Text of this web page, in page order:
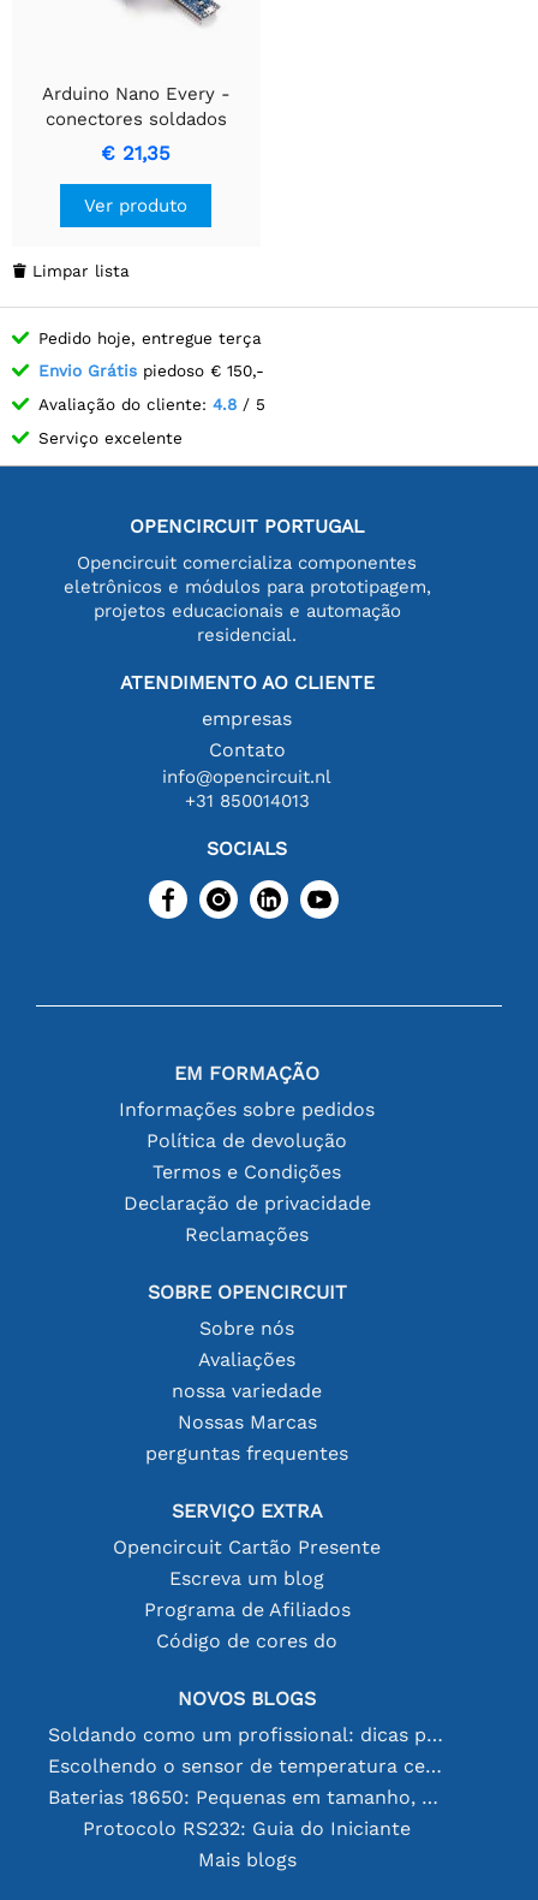
Arduino Nano Every -
conectores soldados
€ 21,35
Ver produto
 Limpar lista
Pedido hoje, entregue terça
Envio Grátis piedoso € 150,-
Avaliação do cliente: 4.8 / 5
Serviço excelente
OPENCIRCUIT PORTUGAL
Opencircuit comercializa componentes
eletrônicos e módulos para prototipagem,
projetos educacionais e automação
residencial.
ATENDIMENTO AO CLIENTE
empresas
Contato
info@opencircuit.nl
+31 850014013
SOCIALS
EM FORMAÇÃO
Informações sobre pedidos
Política de devolução
Termos e Condições
Declaração de privacidade
Reclamações
SOBRE OPENCIRCUIT
Sobre nós
Avaliações
nossa variedade
Nossas Marcas
perguntas frequentes
SERVIÇO EXTRA
Opencircuit Cartão Presente
Escreva um blog
Programa de Afiliados
Código de cores do
NOVOS BLOGS
Soldando como um profissional: dicas para conexões eletrônicas perfeitas
Escolhendo o sensor de temperatura certo [youtube]
Baterias 18650: Pequenas em tamanho, grandes em desempenho
Protocolo RS232: Guia do Iniciante
Mais blogs